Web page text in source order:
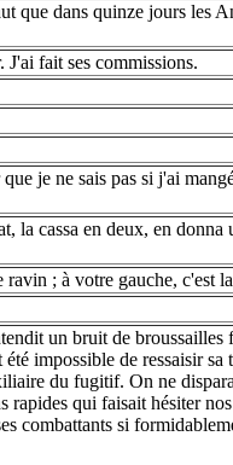
que dans quinze jours les
J'ai fait ses commissions.
je ne sais pas si j'ai
la cassa en deux, en donna
; à votre gauche, c'est
un bruit de broussailles
impossible de ressaisir sa
du fugitif. On ne
rapides qui faisait hésiter
combattants si